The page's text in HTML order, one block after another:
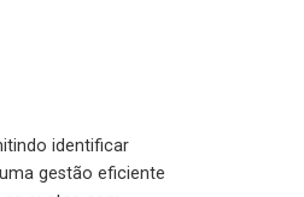
identificar
gestão eficiente
custos com